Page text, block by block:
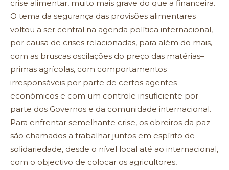
crise alimentar, muito mais grave do que a financeira.
O tema da segurança das provisões alimentares
voltou a ser central na agenda política internacional,
por causa de crises relacionadas, para além do mais,
com as bruscas oscilações do preço das matérias–
primas agrícolas, com comportamentos
irresponsáveis por parte de certos agentes
económicos e com um controle insuficiente por
parte dos Governos e da comunidade internacional.
Para enfrentar semelhante crise, os obreiros da paz
são chamados a trabalhar juntos em espírito de
solidariedade, desde o nível local até ao internacional,
com o objectivo de colocar os agricultores,